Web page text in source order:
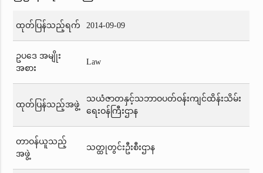
ထုတ်ပြန်သည့်ရက် 2014-09-09
ဥပဒေ အမျိုး
အစား
Law
ထုတ်ပြန်သည့်အဖွဲ့
သယံဇာတနှင့်သဘာဝပတ်ဝန်းကျင်ထိန်းသိမ်း
ရေးဝန်ကြီးဌာန
တာဝန်ယူသည့်
အဖွဲ့
သတ္ထုတွင်းဦးစီးဌာန